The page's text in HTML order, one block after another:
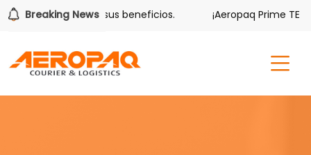
Breaking News
también tiene sus beneficios. ¡Aeropaq Prime TE DA